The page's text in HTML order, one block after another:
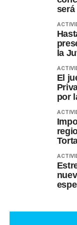
será
la
El
por